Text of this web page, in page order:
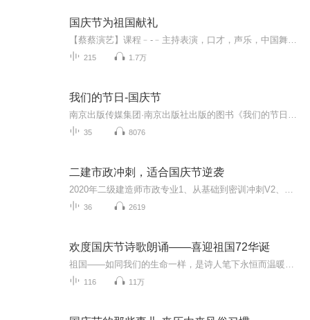
国庆节为祖国献礼
215 1.7万
我们的节日-国庆节
35 8076
二建市政冲刺，适合国庆节逆袭
36 2619
欢度国庆节诗歌朗诵——喜迎祖国72华诞
116 11万